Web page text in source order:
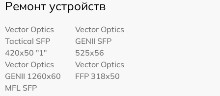
Ремонт устройств
Vector Optics
Tactical SFP
420x50 "1"
Vector Optics
GENII SFP
525x56
Vector Optics
GENII 1260x60
MFL SFP
Vector Optics
FFP 318x50